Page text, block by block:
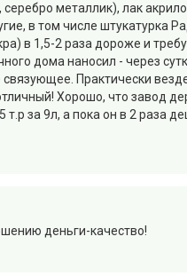
серебро металлик), лак
в том числе штукатурка
в 1,5-2 раза дороже и
дома наносил - через
Практически
Хорошо, что завод
т.р за 9л, а пока он в 2 раза
деньги-качество!